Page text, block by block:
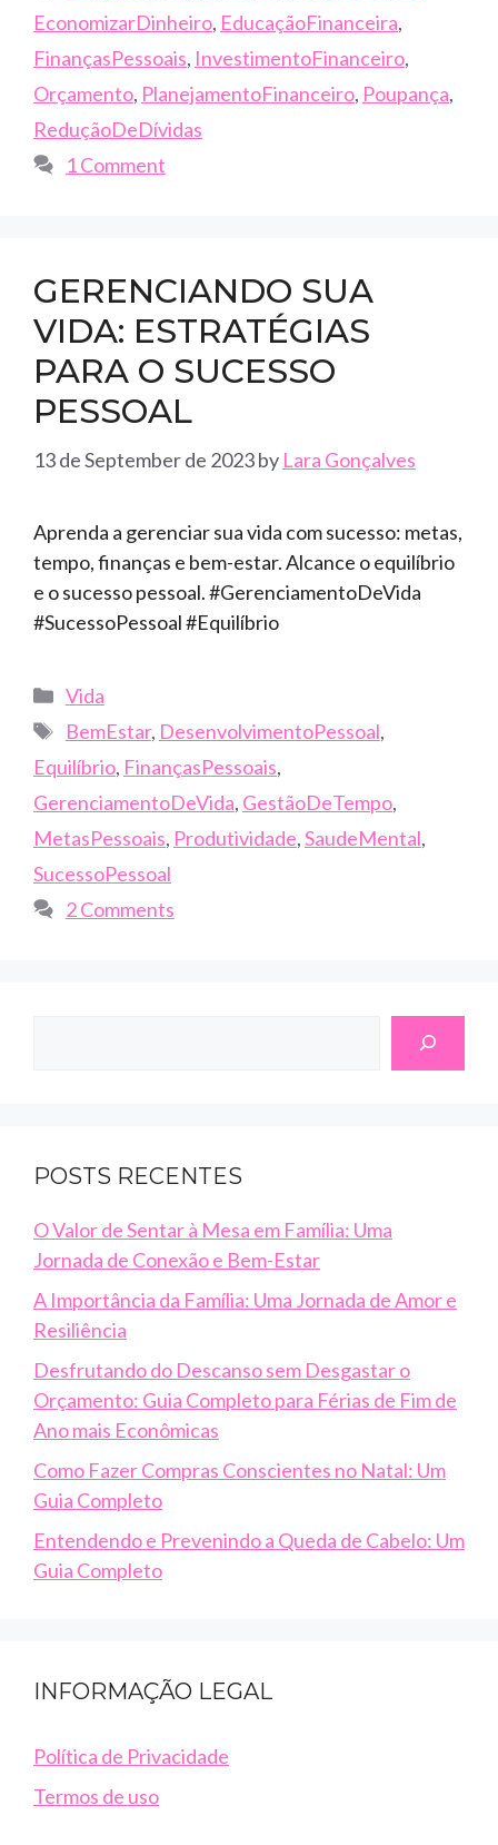
EconomizarDinheiro, EducaçãoFinanceira,
FinançasPessoais, InvestimentoFinanceiro,
Orçamento, PlanejamentoFinanceiro, Poupança,
ReduçãoDeDívidas
1 Comment
GERENCIANDO SUA
VIDA: ESTRATÉGIAS
PARA O SUCESSO
PESSOAL
13 de September de 2023by Lara Gonçalves
Aprenda a gerenciar sua vida com sucesso: metas,
tempo, finanças e bem-estar. Alcance o equilíbrio
e o sucesso pessoal. #GerenciamentoDeVida
#SucessoPessoal #Equilíbrio
Categories
Vida
Tags
BemEstar, DesenvolvimentoPessoal,
Equilíbrio, FinançasPessoais,
GerenciamentoDeVida, GestãoDeTempo,
MetasPessoais, Produtividade,SaudeMental,
SucessoPessoal
2 Comments
POSTS RECENTES
O Valor de Sentar à Mesa em Família: Uma
Jornada de Conexão e Bem-Estar
A Importância da Família: Uma Jornada de Amor e
Resiliência
Desfrutando do Descanso sem Desgastar o
Orçamento: Guia Completo para Férias de Fim de
Ano mais Econômicas
Como Fazer Compras Conscientes no Natal: Um
Guia Completo
Entendendo e Prevenindo a Queda de Cabelo: Um
Guia Completo
INFORMAÇÃO LEGAL
Política de Privacidade
Termos de uso